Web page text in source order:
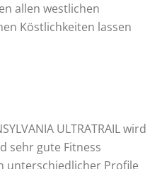
allen westlichen
Köstlichkeiten lassen
ULTRATRAIL wird
sehr gute Fitness
unterschiedlicher Profile